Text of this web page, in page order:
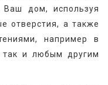
Ваш дом, используя
отверстия, а также
например в
и любым другим